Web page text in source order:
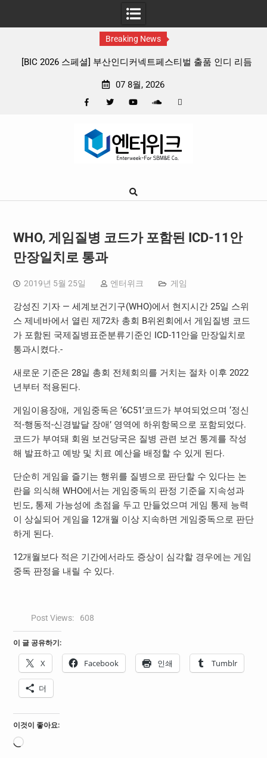
Breaking News
] 부산인디커넥트페스티벌 출품 인디 리듬
판타지 케이팝 애니
07 8월, 2026
Google
WHO, 게임질병 코드가 포함된 ICD-11안
만장일치로 통과
2019년 5월 25일 엔터위크 게임
강성진 기자 — 세계보건기구(WHO)에서 현지시간 25일 스위
스 제네바에서 열린 제72차 총회 B위왼회에서 게임질병 코드
가 포함된 국제질병표준분류기준인 ICD-11안을 만장일치로
통과시켰다.-
새로운 기준은 28일 총회 전체회의를 거치는 절차 이후 2022
년부터 적용된다.
게임이용장애, 게임중독은 ‘6C51’코드가 부여되었으며 ‘정신
적-행동적-신경발달 장애’ 영역에 하위항목으로 포함되었다.
코드가 부여돼 회원 보건당국은 질병 관련 보건 통계를 작성
해 발표하고 예방 및 치료 예산을 배정할 수 있게 된다.
단순히 게임을 즐기는 행위를 질병으로 판단할 수 있다는 논
란을 의식해 WHO에서는 게임중독의 판정 기준을 지속성과
빈도, 통제 가능성에 초점을 두고 만들었으며 게임 통제 능력
이 상실되어 게임을 12개월 이상 지속하면 게임중독으로 판단
하게 된다.
12개월보다 적은 기간에서라도 증상이 심각할 경우에는 게임
중독 판정을 내릴 수 있다.
Post Views: 608
이 글 공유하기:
X Facebook 인쇄 Tumblr
더
이것이 좋아요:
로